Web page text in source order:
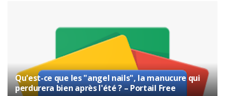
Qu'est-ce que les "angel nails", la manucure qui
perdurera bien après l'été ? – Portail Free